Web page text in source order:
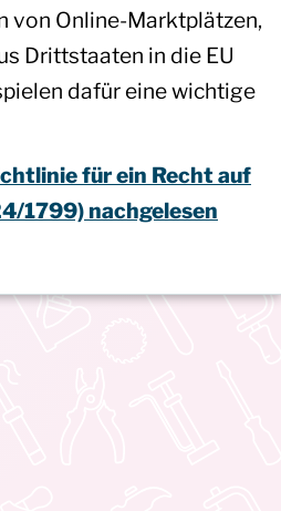
von Online-Marktplätzen,
Drittstaaten in die EU
dafür eine wichtige
für ein Recht auf
1799) nachgelesen